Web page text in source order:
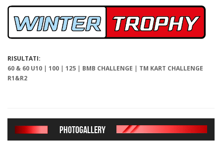
RISULTATI:
60 & 60 U10 | 100 | 125 | BMB CHALLENGE | TM KART CHALLENGE
R1&R2
PHOTOGALLERY